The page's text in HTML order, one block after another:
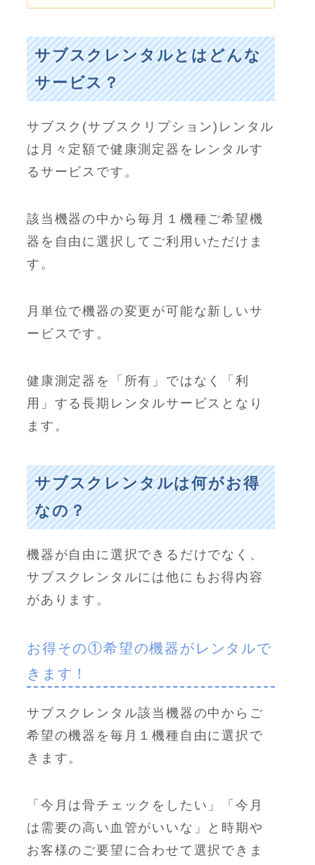
サブスクレンタルとはどんな
サービス？
サブスク(サブスクリプション)レンタル
は月々定額で健康測定器をレンタルす
るサービスです。
該当機器の中から毎月１機種ご希望機
器を自由に選択してご利用いただけま
す。
月単位で機器の変更が可能な新しいサ
ービスです。
健康測定器を「所有」ではなく「利
用」する長期レンタルサービスとなり
ます。
サブスクレンタルは何がお得
なの？
機器が自由に選択できるだけでなく、
サブスクレンタルには他にもお得内容
があります。
お得その①希望の機器がレンタルで
きます！
サブスクレンタル該当機器の中からご
希望の機器を毎月１機種自由に選択で
きます。
「今月は骨チェックをしたい」「今月
は需要の高い血管がいいな」と時期や
お客様のご要望に合わせて選択できま